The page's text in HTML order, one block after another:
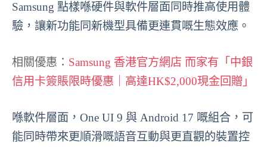
Samsung 點樣喺硬件與軟件層面同時推高使用體
驗，讓新功能同新機型具備更連貫嘅生態效應。
相關優惠： Samsung 香港官方網店 而家有「中銀
信用卡簽賬限時優惠｜高達HK$2,000現金回贈」
喺軟件層面，One UI 9 與 Android 17 嘅組合，可
能同時帶來更順滑嘅語音互動與更直觀的裝置控